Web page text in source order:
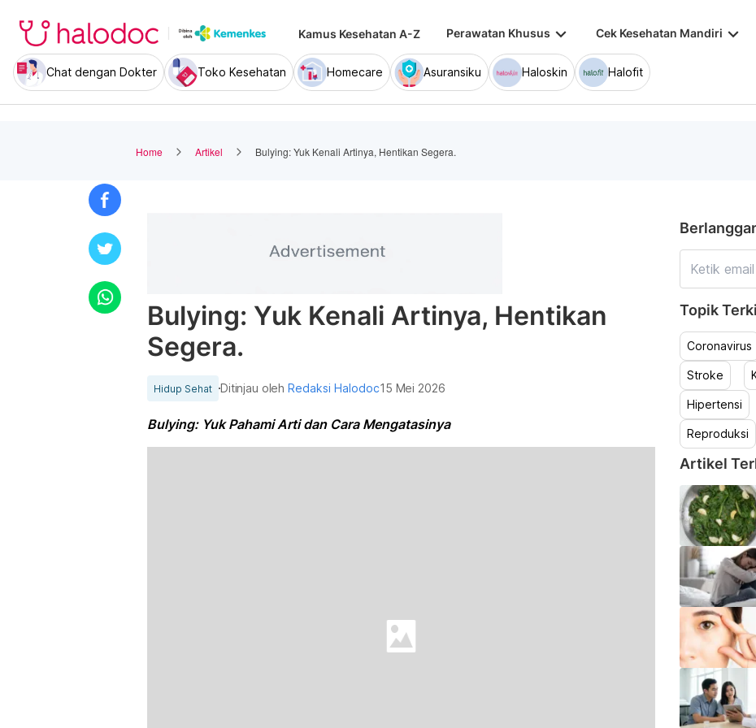
Kamus Kesehatan A-Z Perawatan Khusus keyboard_arrow_down Cek Kesehatan Mandiri keyboard_arrow_down
Chat dengan Dokter Toko Kesehatan Homecare Asuransiku Haloskin Halofit
Home Artikel Bulying: Yuk Kenali Artinya, Hentikan Segera.
Bulying: Yuk Kenali Artinya, Hentikan
Segera.
Hidup Sehat Ditinjau olehRedaksi Halodoc15 Mei 2026
Bulying: Yuk Pahami Arti dan Cara Mengatasinya
Topik
Coronavirus
Stroke
Hipertensi
Reproduksi
Artikel